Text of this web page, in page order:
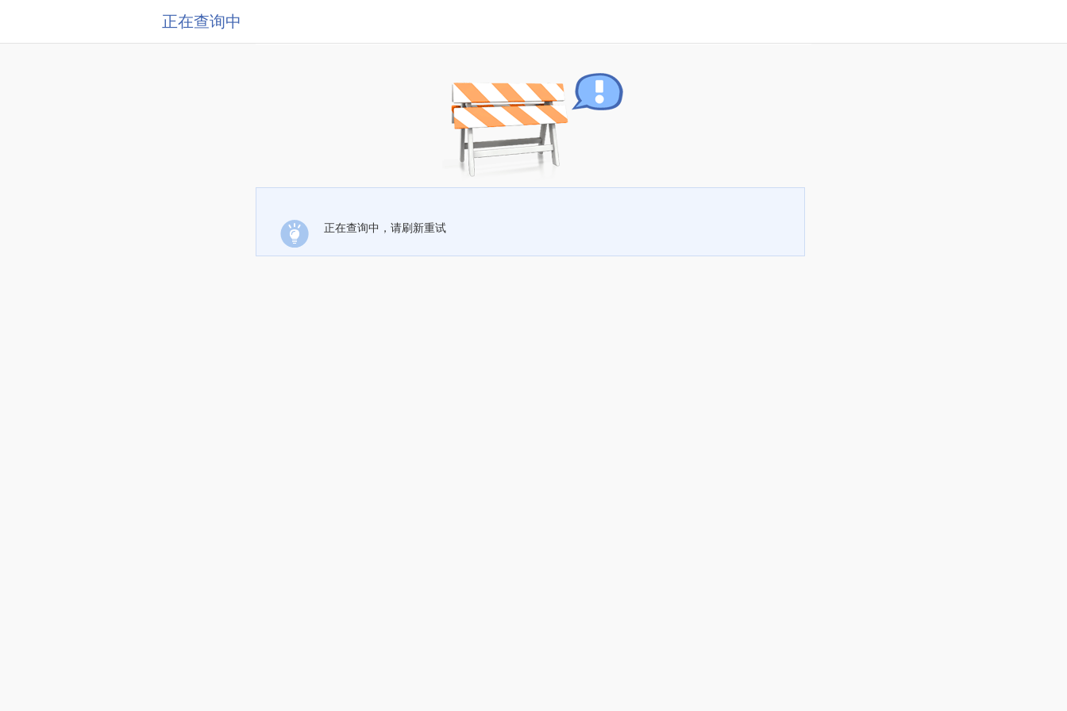
正在查询中
正在查询中，请刷新重试